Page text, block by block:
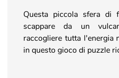
Questa piccola sfera di
scappare da un
raccogliere tutta l'energia
in questo gioco di puzzle